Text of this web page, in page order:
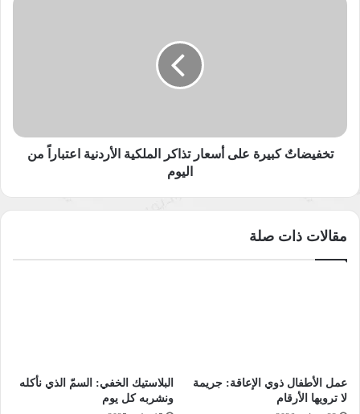
من
اليومتخفيضاتٌ كبيرة على أسعار تذاكر الملكية الأردنية اعتباراً من
اليوم
مقالات ذات صلة
عمل الأطفال ذوي الإعاقة: جريمة
لا ترويها الأرقام
البلاستيك الخفي: السمّ الذي نأكله
ونشربه كل يوم